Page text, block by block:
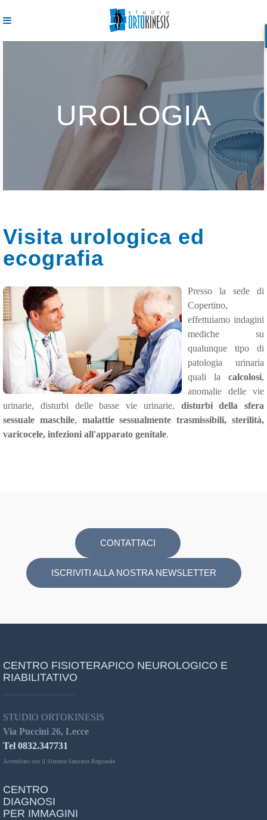
UROLOGIA
Visita urologica ed
ecografia
Presso la sede di
Copertino,
effettuiamo indagini
mediche su
qualunque tipo di
patologia urinaria
quali la calcolosi,
anomalie delle vie
urinarie, disturbi delle basse vie urinarie, disturbi della sfera
sessuale maschile, malattie sessualmente trasmissibili, sterilità,
varicocele, infezioni all'apparato genitale.
CONTATTACI
ISCRIVITI ALLA NOSTRA NEWSLETTER
CENTRO FISIOTERAPICO NEUROLOGICO E
RIABILITATIVO
STUDIO ORTOKINESIS
Via Puccini 26, Lecce
Tel 0832.347731
Accreditato con il Sistema Sanitario Regionale
CENTRO
DIAGNOSI
PER IMMAGINI